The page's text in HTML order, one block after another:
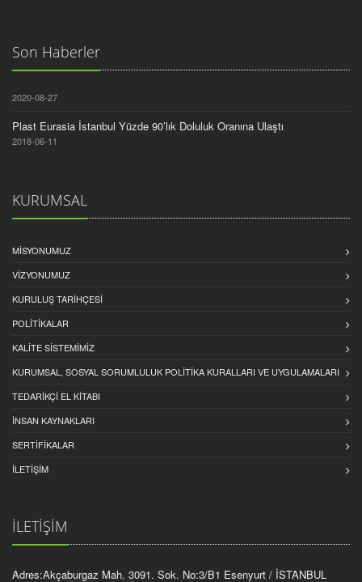
Son Haberler
2020-08-27
Plast Eurasia İstanbul Yüzde 90’lık Doluluk Oranına Ulaştı
2018-06-11
KURUMSAL
MISYONUMUZ
VIZYONUMUZ
KURULUŞ TARIHÇESI
POLITIKALAR
KALITE SISTEMIMIZ
KURUMSAL, SOSYAL SORUMLULUK POLITIKA KURALLARI VE UYGULAMALARI
TEDARIKÇI EL KITABI
İNSAN KAYNAKLARI
SERTİFİKALAR
İLETİŞİM
İLETİŞİM
Adres:Akçaburgaz Mah. 3091. Sok. No:3/B1 Esenyurt / İSTANBUL